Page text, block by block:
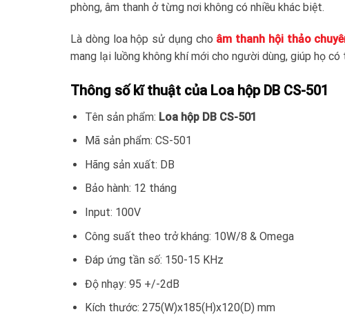
phòng, âm thanh ở từng nơi không có nhiều khác biệt.
Là dòng loa hộp sử dụng cho âm thanh hội thảo
mang lại luồng không khí mới cho người dùng, giúp họ có
Thông số kĩ thuật của Loa hộp DB CS-501
Tên sản phẩm: Loa hộp DB CS-501
Mã sản phẩm: CS-501
Hãng sản xuất: DB
Bảo hành: 12 tháng
Input: 100V
Công suất theo trở kháng: 10W/8 & Omega
Đáp ứng tần số: 150-15 KHz
Độ nhạy: 95 +/-2dB
Kích thước: 275(W)x185(H)x120(D) mm